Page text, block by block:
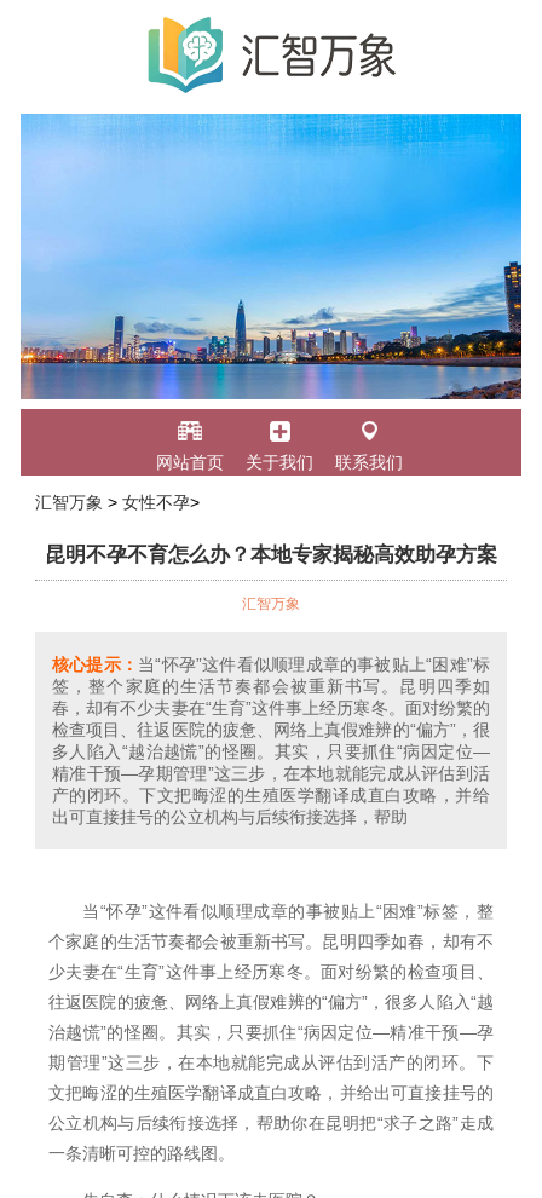
网站首页 关于我们 联系我们
汇智万象 > 女性不孕>
昆明不孕不育怎么办？本地专家揭秘高效助孕方案
汇智万象
核心提示： 当“怀孕”这件看似顺理成章的事被贴上“困难”标
签，整个家庭的生活节奏都会被重新书写。昆明四季如
春，却有不少夫妻在“生育”这件事上经历寒冬。面对纷繁的
检查项目、往返医院的疲惫、网络上真假难辨的“偏方”，很
多人陷入“越治越慌”的怪圈。其实，只要抓住“病因定位—
精准干预—孕期管理”这三步，在本地就能完成从评估到活
产的闭环。下文把晦涩的生殖医学翻译成直白攻略，并给
出可直接挂号的公立机构与后续衔接选择，帮助
当“怀孕”这件看似顺理成章的事被贴上“困难”标签，整
个家庭的生活节奏都会被重新书写。昆明四季如春，却有不
少夫妻在“生育”这件事上经历寒冬。面对纷繁的检查项目、
往返医院的疲惫、网络上真假难辨的“偏方”，很多人陷入“越
治越慌”的怪圈。其实，只要抓住“病因定位—精准干预—孕
期管理”这三步，在本地就能完成从评估到活产的闭环。下
文把晦涩的生殖医学翻译成直白攻略，并给出可直接挂号的
公立机构与后续衔接选择，帮助你在昆明把“求子之路”走成
一条清晰可控的路线图。